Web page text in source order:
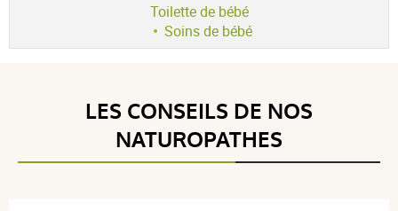
Toilette de bébé
Soins de bébé
LES CONSEILS DE NOS
NATUROPATHES